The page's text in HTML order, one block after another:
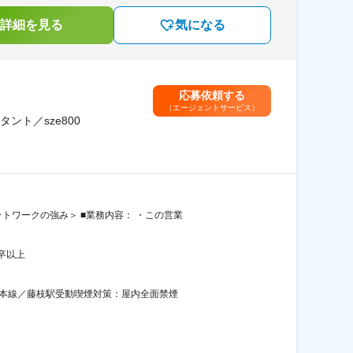
細を見る 気になる
ント／sze800
応募依頼する
（エージェントサービス）
ワークの強み＞ ■業務内容： ・この営業
以上
線／藤枝駅受動喫煙対策：屋内全面禁煙